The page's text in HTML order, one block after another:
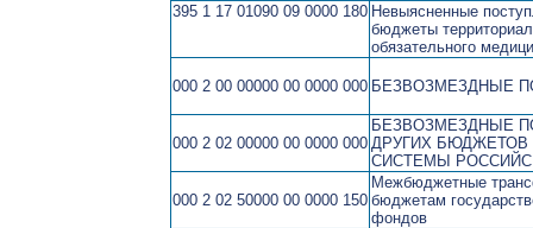
395 1 17 01090 09 0000 180 Невыясненные
бюджеты
обязательного
000 2 00 00000 00 0000 000 БЕЗВОЗМЕЗДНЫЕ
000 2 02 00000 00 0000 000
БЕЗВОЗМЕЗДНЫЕ
ДРУГИХ
СИСТЕМЫ
000 2 02 50000 00 0000 150
Межбюджетные
бюджетам
фондов